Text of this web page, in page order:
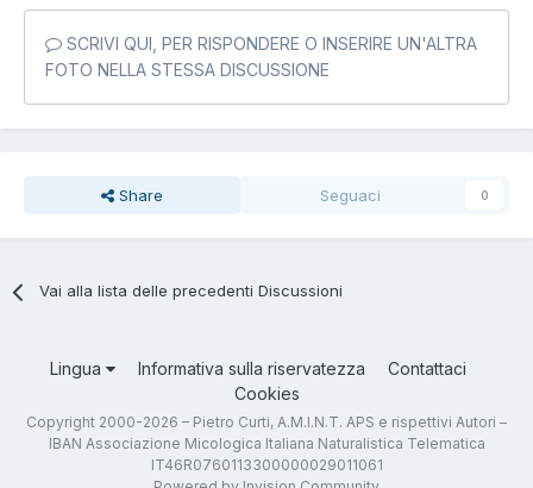
SCRIVI QUI, PER RISPONDERE O INSERIRE UN'ALTRA
FOTO NELLA STESSA DISCUSSIONE
Share Seguaci 0
Vai alla lista delle precedenti Discussioni
Lingua Informativa sulla riservatezza
Contattaci
Cookies
Copyright 2000-2026 – Pietro Curti, A.M.I.N.T. APS e rispettivi Autori –
IBAN Associazione Micologica Italiana Naturalistica Telematica
IT46R0760113300000029011061